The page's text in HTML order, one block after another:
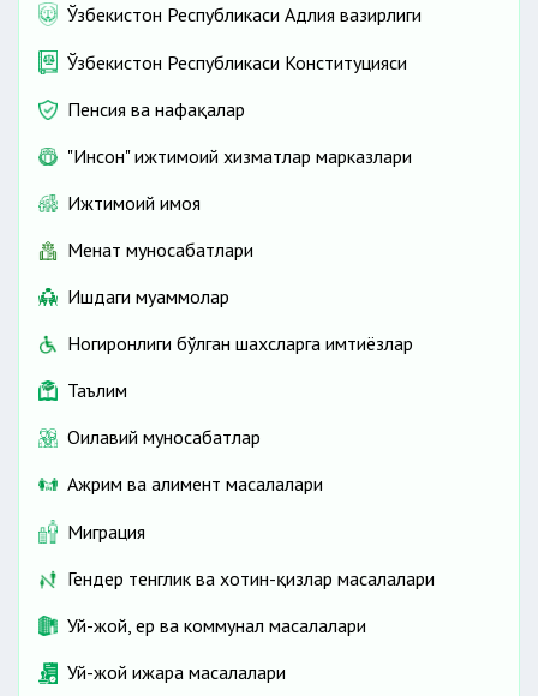
Ўзбекистон Республикаси Адлия вазирлиги
Ўзбекистон Республикаси Конституцияси
Пенсия ва нафақалар
"Инсон" ижтимоий хизматлар марказлари
Ижтимоий ҳимоя
Меҳнат муносабатлари
Ишдаги муаммолар
Ногиронлиги бўлган шахсларга имтиёзлар
Таълим
Оилавий муносабатлар
Ажрим ва алимент масалалари
Миграция
Гендер тенглик ва хотин-қизлар масалалари
Уй-жой, ер ва коммунал масалалари
Уй-жой ижара масалалари